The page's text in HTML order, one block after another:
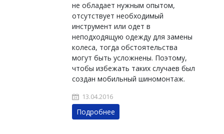
не обладает нужным опытом,
отсутствует необходимый
инструмент или одет в
неподходящую одежду для замены
колеса, тогда обстоятельства
могут быть усложнены. Поэтому,
чтобы избежать таких случаев был
создан мобильный шиномонтаж.
13.04.2016
Подробнее